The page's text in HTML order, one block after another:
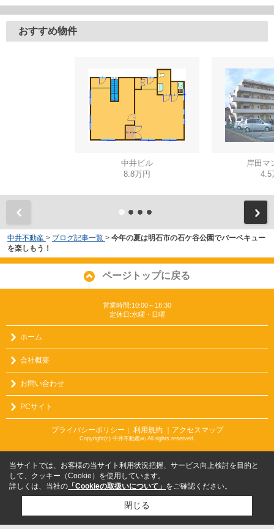
おすすめ物件
中井ビル
8.8万円
岸田マ
4.5
中井不動産 > ブログ記事一覧 > 今年の夏は明石市の石ケ谷公園でバーベキュー
を楽しもう！
ページトップに戻る
営業時間:10:00～18:30
定休日:水曜・日曜
ホーム
会社概要
お問い合わせ
PCサイト
プライバシーポリシー 利用規約 ｜アクセスマップ
Copyright(c) 中井不動産㈱ All rights reserved.
当サイトでは、お客様の当サイト利用状況把握、サービス向上検討を目的と
して、クッキー（Cookie）を使用しています。
詳しくは、当社の 「Cookieの取扱いについて」 をご確認ください。
閉じる